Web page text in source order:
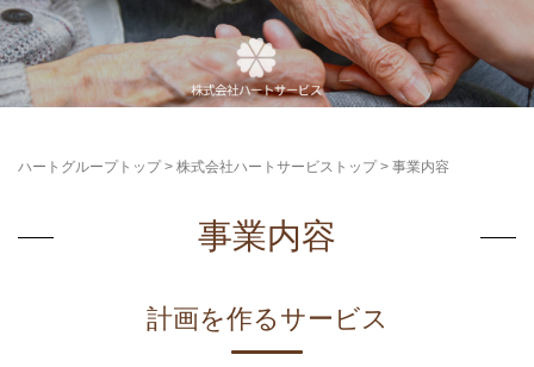
ハートグループトップ> 株式会社ハートサービストップ> 事業内容
事業内容
計画を作るサービス